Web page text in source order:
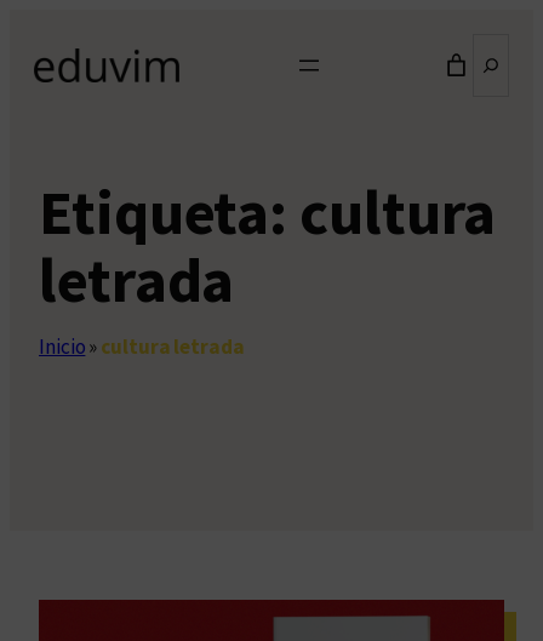
contenido
Etiqueta: cultura
letrada
Inicio»cultura letrada